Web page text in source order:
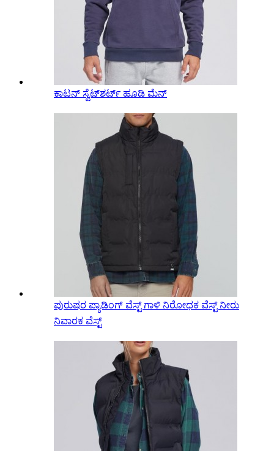
ಕಾಟನ್ ಸ್ವೆಟ್‌ಶರ್ಟ್ ಹೂಡಿ ಮೆನ್
ಪುರುಷರ ಪ್ಯಾಡಿಂಗ್ ವೆಸ್ಟ್ ಗಾಳಿ ನಿರೋಧಕ ವೆಸ್ಟ್ ನೀರು
ನಿವಾರಕ ವೆಸ್ಟ್